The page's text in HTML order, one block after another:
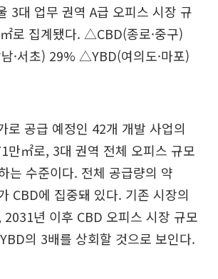
3대 업무 권역 A급 오피스 시장 규
로 집계됐다. △CBD(종로·중구)
·서초) 29% △YBD(여의도·마포)
로 공급 예정인 42개 개발 사업의
만㎡로, 3대 권역 전체 오피스 규모
는 수준이다. 전체 공급량의 약
CBD에 집중돼 있다. 기존 시장의
년 이후 CBD 오피스 시장 규모
의 3배를 상회할 것으로 보인다.